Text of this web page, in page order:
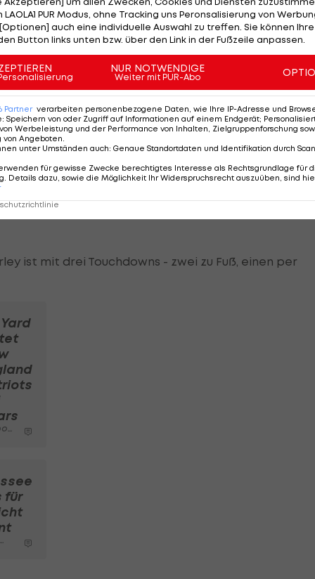
Versuch mit einer überflüssigen 5-Yards-Strafe
Meter.
nicht gewinnen, während man daheim
sich Sieg und Niederlage seit mittlerweile zehn
die Los Angeles Rams, einziges noch
Mühe: Bei den San Francisco 49ers (1-6) hat man
ist mit drei Touchdowns - zwei zu Fuß, einen per
für
PUR Modus, ohne Tracking uns Peronsalisierung von
auch eine individuelle Auswahl zu treffen. Sie können
Button links unten bzw. über den Link in der Fußzeile anpassen.
NUR NOTWENDIGE
Weiter mit PUR-Abo
Partner verarbeiten personenbezogene Daten, wie Ihre IP-Adresse und
: Speichern von oder Zugriff auf Informationen auf einem Endgerät;
Werbeleistung und der Performance von Inhalten, Zielgruppenforschung
von Angeboten
unter Umständen auch: Genaue Standortdaten und Identifikation durch
für gewisse Zwecke berechtigtes Interesse als Rechtsgrundlage für
Details dazu, sowie die Möglichkeit Ihr Widerspruchsrecht auszuüben, sind